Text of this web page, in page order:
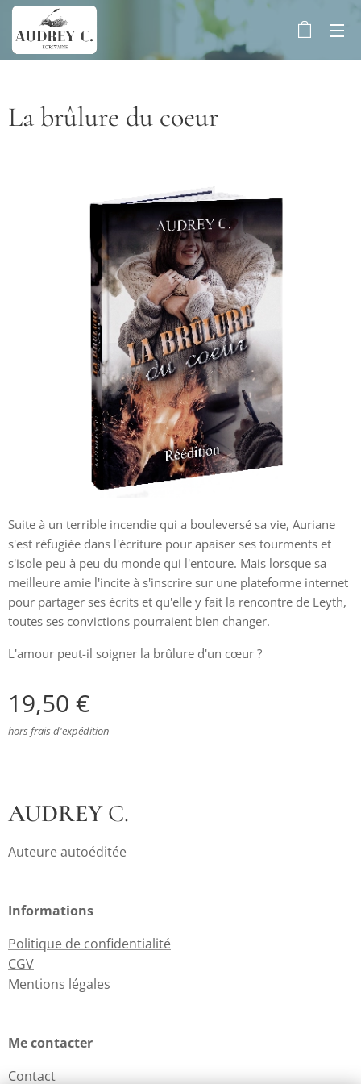
La brûlure du coeur
Suite à un terrible incendie qui a bouleversé sa vie, Auriane
s'est réfugiée dans l'écriture pour apaiser ses tourments et
s'isole peu à peu du monde qui l'entoure. Mais lorsque sa
meilleure amie l'incite à s'inscrire sur une plateforme internet
pour partager ses écrits et qu'elle y fait la rencontre de Leyth,
toutes ses convictions pourraient bien changer.
L'amour peut-il soigner la brûlure d'un cœur ?
19,50 €
hors frais d'expédition
AUDREYC.
Auteure autoéditée
Informations
Politique de confidentialité
CGV
Mentions légales
Me contacter
Contact